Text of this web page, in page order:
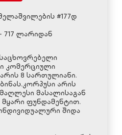
#177დ
717 ლარიდან
კომერციული
8 სართულიანი.
არის
მასალისაგან
ფუნდამენტით.
შიდა